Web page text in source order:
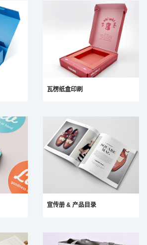
瓦楞纸盒印刷
宣传册 & 产品目录